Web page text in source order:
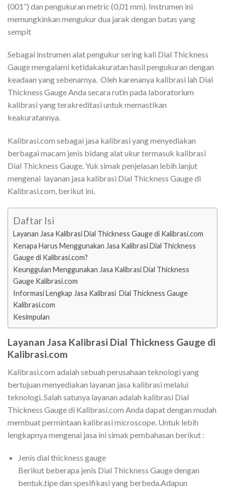
(001”) dan pengukuran metric (0,01 mm). Instrumen ini
memungkinkan mengukur dua jarak dengan batas yang
sempit
Sebagai instrumen alat pengukur sering kali Dial Thickness
Gauge mengalami ketidakakuratan hasil pengukuran dengan
keadaan yang sebenarnya. Oleh karenanya kalibrasi lah Dial
Thickness Gauge Anda secara rutin pada laboratorium
kalibrasi yang terakreditasi untuk memastikan
keakuratannya.
Kalibrasi.com sebagai jasa kalibrasi yang menyediakan
berbagai macam jenis bidang alat ukur termasuk kalibrasi
Dial Thickness Gauge. Yuk simak penjelasan lebih lanjut
mengenai layanan jasa kalibrasi Dial Thickness Gauge di
Kalibrasi.com, berikut ini.
Daftar Isi
Layanan Jasa Kalibrasi Dial Thickness Gauge di Kalibrasi.com
Kenapa Harus Menggunakan Jasa Kalibrasi Dial Thickness
Gauge di Kalibrasi.com?
Keunggulan Menggunakan Jasa Kalibrasi Dial Thickness
Gauge Kalibrasi.com
Informasi Lengkap Jasa Kalibrasi Dial Thickness Gauge
Kalibrasi.com
Kesimpulan
Layanan Jasa Kalibrasi Dial Thickness Gauge di
Kalibrasi.com
Kalibrasi.com adalah sebuah perusahaan teknologi yang
bertujuan menyediakan layanan jasa kalibrasi melalui
teknologi. Salah satunya layanan adalah kalibrasi Dial
Thickness Gauge di Kalibrasi.com Anda dapat dengan mudah
membuat permintaan kalibrasi microscope. Untuk lebih
lengkapnya mengenai jasa ini simak pembahasan berikut :
Jenis dial thickness gauge
Berikut beberapa jenis Dial Thickness Gauge dengan
bentuk,tipe dan spesifikasi yang berbeda.Adapun